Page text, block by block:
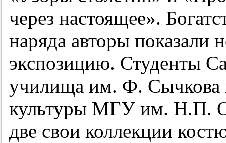
через настоящее».
наряда авторы показали
экспозицию. Студенты
училища им. Ф. Сычкова
культуры МГУ им. Н.П.
две свои коллекции